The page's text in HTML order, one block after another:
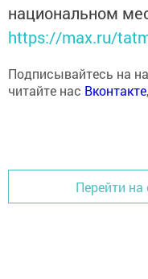
национальном
https://max.ru/
Подписывайтесь на
читайте нас Вконтакте,
Перейти на